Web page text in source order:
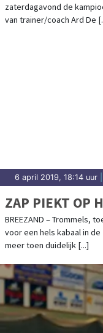
zaterdagavond de
van trainer/coach Ard De
6 april 2019, 18:14 uur
ZAP PIEKT OP
BREEZAND – Trommels,
voor een hels kabaal in
meer toen duidelijk [...]